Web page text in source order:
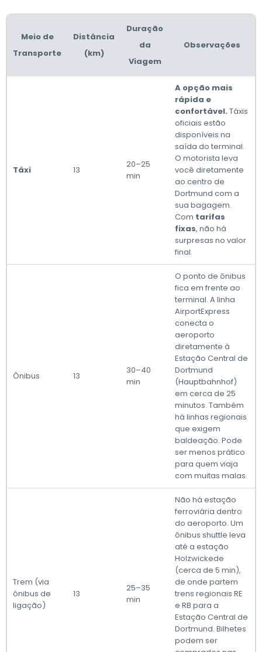
Meio de
Transporte
Distância
(km)
Duração
da
Viagem
Observações
Táxi 13
20–25
min
A opção mais
rápida e
confortável. Táxis
oficiais estão
disponíveis na
saída do terminal.
O motorista leva
você diretamente
ao centro de
Dortmund com a
sua bagagem.
Com tarifas
fixas, não há
surpresas no valor
final.
Ônibus 13
30–40
min
O ponto de ônibus
fica em frente ao
terminal. A linha
AirportExpress
conecta o
aeroporto
diretamente à
Estação Central de
Dortmund
(Hauptbahnhof)
em cerca de 25
minutos. Também
há linhas regionais
que exigem
baldeação. Pode
ser menos prático
para quem viaja
com muitas malas.
Trem (via
ônibus de
ligação)
13
25–35
min
Não há estação
ferroviária dentro
do aeroporto. Um
ônibus shuttle leva
até a estação
Holzwickede
(cerca de 5 min),
de onde partem
trens regionais RE
e RB para a
Estação Central de
Dortmund. Bilhetes
podem ser